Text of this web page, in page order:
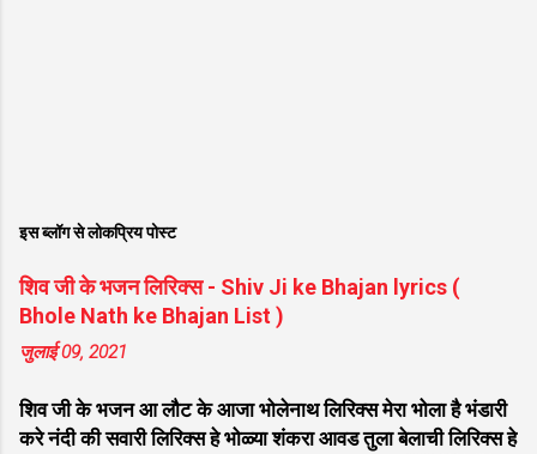
इस ब्लॉग से लोकप्रिय पोस्ट
शिव जी के भजन लिरिक्स - Shiv Ji ke Bhajan lyrics (
Bhole Nath ke Bhajan List )
जुलाई 09, 2021
शिव जी के भजन आ लौट के आजा भोलेनाथ लिरिक्स मेरा भोला है भंडारी
करे नंदी की सवारी लिरिक्स हे भोळ्या शंकरा आवड तुला बेलाची लिरिक्स हे